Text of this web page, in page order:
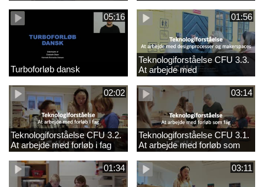
05:16
Turboforløb dansk
01:56
Teknologiforståelse CFU 3.3.
At arbejde med
designprocesser og
makerspaces
02:02
Teknologiforståelse CFU 3.2.
At arbejde med forløb i fag
03:14
Teknologiforståelse CFU 3.1.
At arbejde med forløb som
fag
01:34
03:11